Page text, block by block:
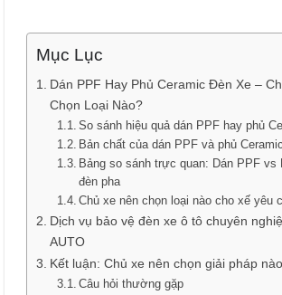
Mục Lục
Dán PPF Hay Phủ Ceramic Đèn Xe –
Chọn Loại Nào?
So sánh hiệu quả dán PPF hay phủ
Bản chất của dán PPF và phủ
Bảng so sánh trực quan: Dán PPF vs
đèn pha
Chủ xe nên chọn loại nào cho xế yêu
Dịch vụ bảo vệ đèn xe ô tô chuyên
AUTO
Kết luận: Chủ xe nên chọn giải pháp
Câu hỏi thường gặp